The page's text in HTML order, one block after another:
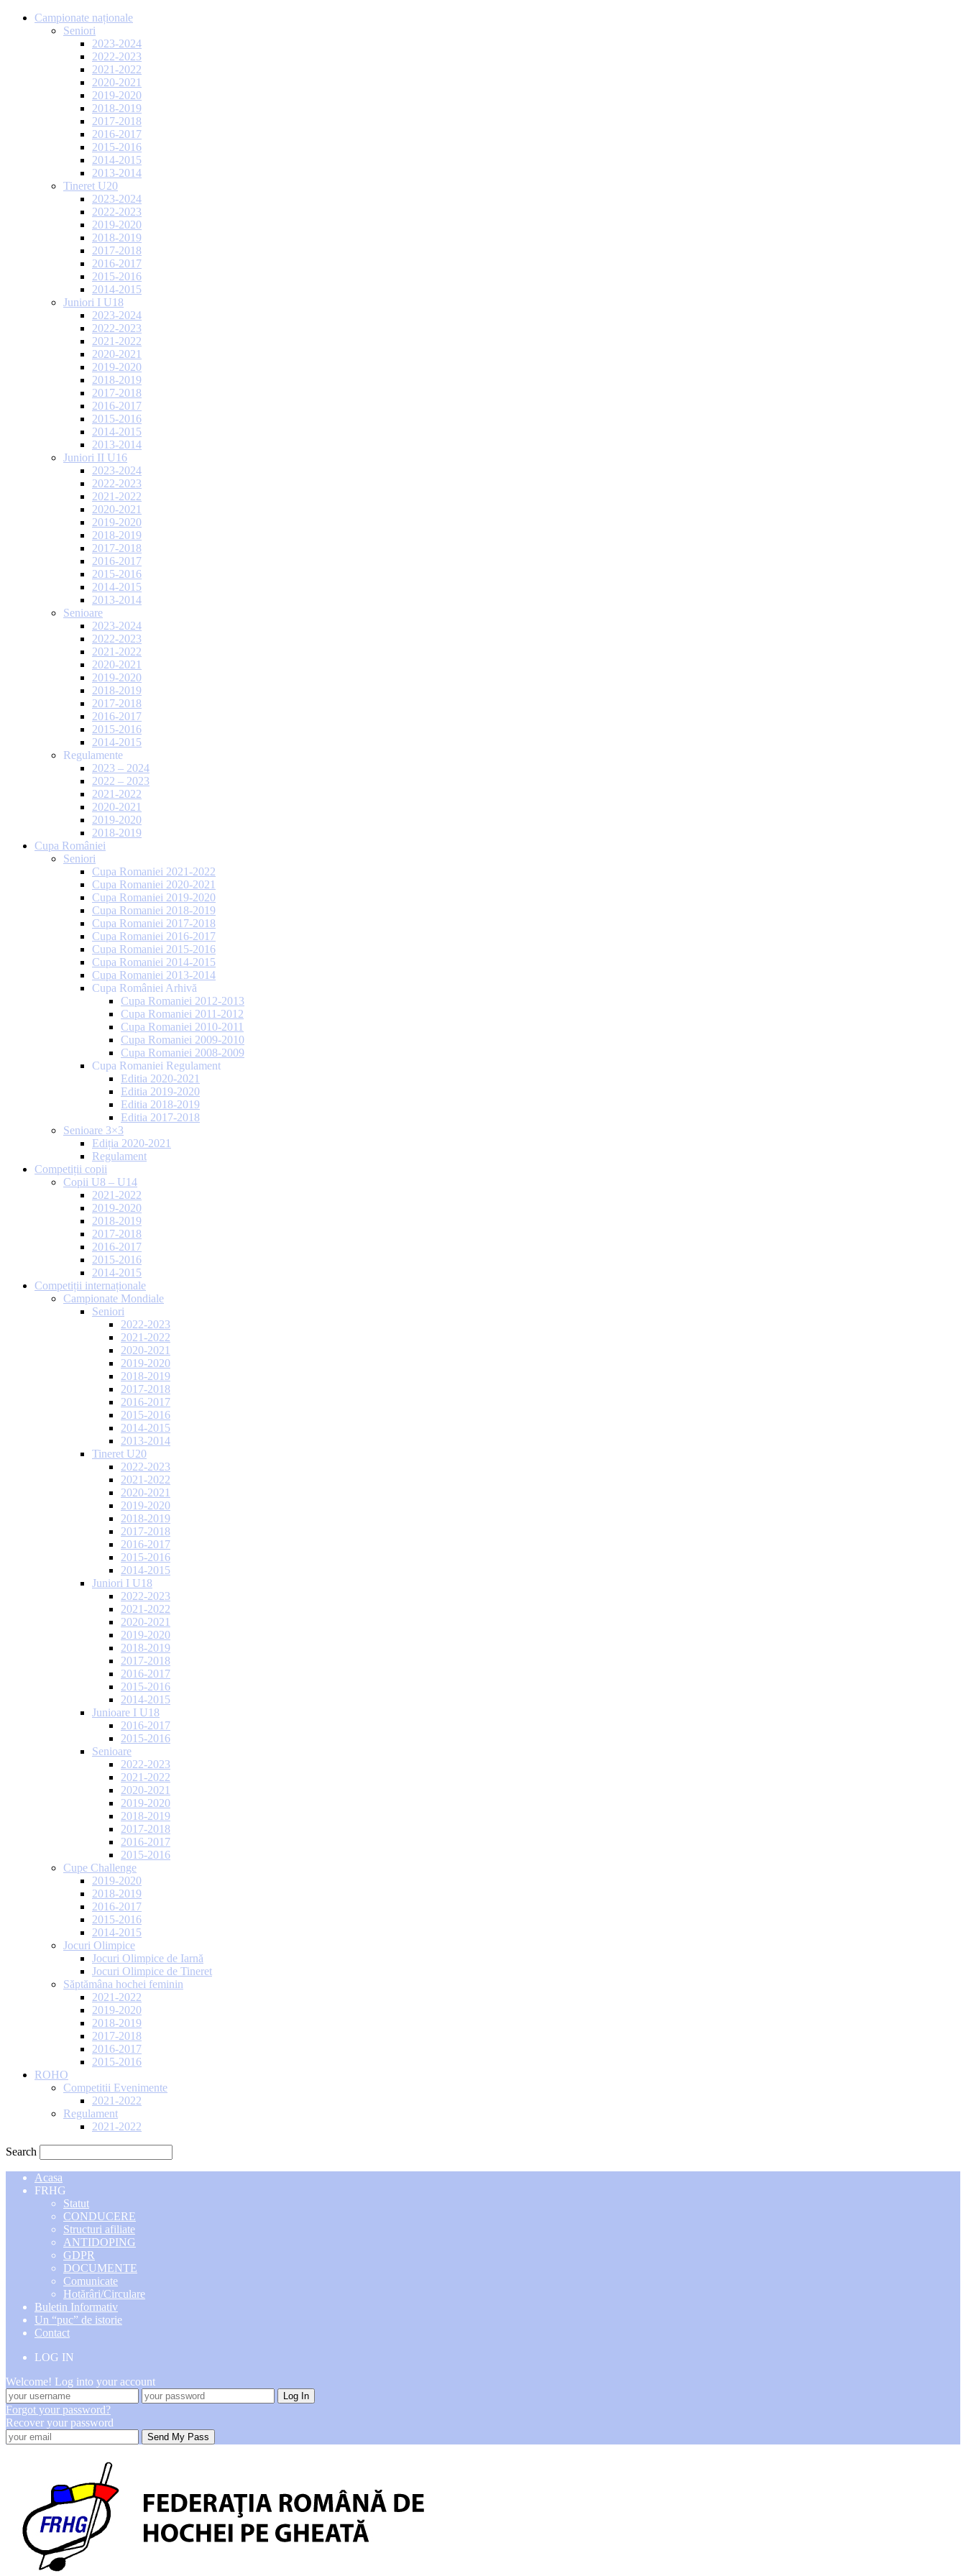
Campionate naționale
Seniori
2023-2024
2022-2023
2021-2022
2020-2021
2019-2020
2018-2019
2017-2018
2016-2017
2015-2016
2014-2015
2013-2014
Tineret U20
2023-2024
2022-2023
2019-2020
2018-2019
2017-2018
2016-2017
2015-2016
2014-2015
Juniori I U18
2023-2024
2022-2023
2021-2022
2020-2021
2019-2020
2018-2019
2017-2018
2016-2017
2015-2016
2014-2015
2013-2014
Juniori II U16
2023-2024
2022-2023
2021-2022
2020-2021
2019-2020
2018-2019
2017-2018
2016-2017
2015-2016
2014-2015
2013-2014
Senioare
2023-2024
2022-2023
2021-2022
2020-2021
2019-2020
2018-2019
2017-2018
2016-2017
2015-2016
2014-2015
Regulamente
2023 – 2024
2022 – 2023
2021-2022
2020-2021
2019-2020
2018-2019
Cupa României
Seniori
Cupa Romaniei 2021-2022
Cupa Romaniei 2020-2021
Cupa Romaniei 2019-2020
Cupa Romaniei 2018-2019
Cupa Romaniei 2017-2018
Cupa Romaniei 2016-2017
Cupa Romaniei 2015-2016
Cupa Romaniei 2014-2015
Cupa Romaniei 2013-2014
Cupa României Arhivă
Cupa Romaniei 2012-2013
Cupa Romaniei 2011-2012
Cupa Romaniei 2010-2011
Cupa Romaniei 2009-2010
Cupa Romaniei 2008-2009
Cupa Romaniei Regulament
Editia 2020-2021
Editia 2019-2020
Editia 2018-2019
Editia 2017-2018
Senioare 3×3
Ediția 2020-2021
Regulament
Competiții copii
Copii U8 – U14
2021-2022
2019-2020
2018-2019
2017-2018
2016-2017
2015-2016
2014-2015
Competiții internaționale
Campionate Mondiale
Seniori
2022-2023
2021-2022
2020-2021
2019-2020
2018-2019
2017-2018
2016-2017
2015-2016
2014-2015
2013-2014
Tineret U20
2022-2023
2021-2022
2020-2021
2019-2020
2018-2019
2017-2018
2016-2017
2015-2016
2014-2015
Juniori I U18
2022-2023
2021-2022
2020-2021
2019-2020
2018-2019
2017-2018
2016-2017
2015-2016
2014-2015
Junioare I U18
2016-2017
2015-2016
Senioare
2022-2023
2021-2022
2020-2021
2019-2020
2018-2019
2017-2018
2016-2017
2015-2016
Cupe Challenge
2019-2020
2018-2019
2016-2017
2015-2016
2014-2015
Jocuri Olimpice
Jocuri Olimpice de Iarnă
Jocuri Olimpice de Tineret
Săptămâna hochei feminin
2021-2022
2019-2020
2018-2019
2017-2018
2016-2017
2015-2016
ROHO
Competitii Evenimente
2021-2022
Regulament
2021-2022
Search
Acasa
FRHG
Statut
CONDUCERE
Structuri afiliate
ANTIDOPING
GDPR
DOCUMENTE
Comunicate
Hotărâri/Circulare
Buletin Informativ
Un “puc” de istorie
Contact
LOG IN
Welcome! Log into your account
Forgot your password?
Recover your password